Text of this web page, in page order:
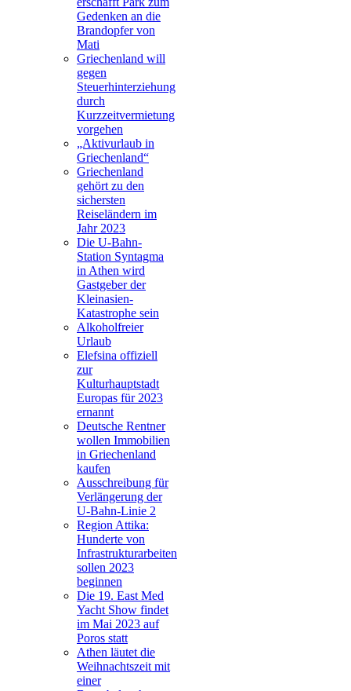
Gedenken an die
Brandopfer von
Mati
Griechenland will
gegen
Steuerhinterziehung
durch
Kurzzeitvermietung
vorgehen
„Aktivurlaub in
Griechenland“
Griechenland
gehört zu den
sichersten
Reiseländern im
Jahr 2023
Die U-Bahn-
Station Syntagma
in Athen wird
Gastgeber der
Kleinasien-
Katastrophe sein
Alkoholfreier
Urlaub
Elefsina offiziell
zur
Kulturhauptstadt
Europas für 2023
ernannt
Deutsche Rentner
wollen Immobilien
in Griechenland
kaufen
Ausschreibung für
Verlängerung der
U-Bahn-Linie 2
Region Attika:
Hunderte von
Infrastrukturarbeiten
sollen 2023
beginnen
Die 19. East Med
Yacht Show findet
im Mai 2023 auf
Poros statt
Athen läutet die
Weihnachtszeit mit
einer